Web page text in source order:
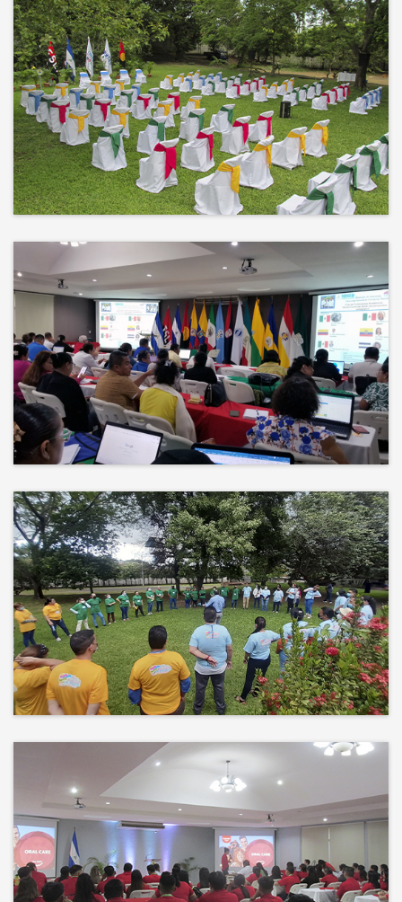
No hay mejor techo que el cielo ni
mejor decorado que la naturaleza.
Más que un auditorio, el corazón
de tu evento
Desconectamos para conectar.
Entre risas, brisa fresca y un
ambiente natural
Events